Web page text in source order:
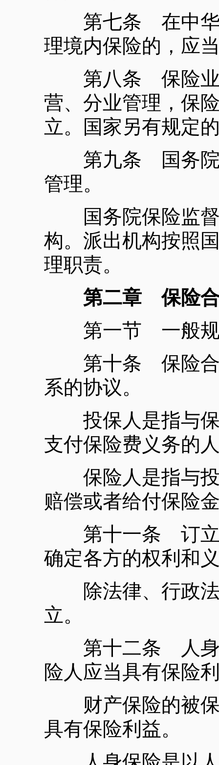
第七条 在中华人
理境内保险的，应
第八条 保险业和
营、分业管理，保
立。国家另有规定
第九条 国务院保
管理。
国务院保险监督
构。派出机构按照
理职责。
第二章 保险
第一节 一般
第十条 保险合同
系的协议。
投保人是指与保
支付保险费义务的
保险人是指与投
赔偿或者给付保险
第十一条 订立保
确定各方的权利和
除法律、行政法
立。
第十二条 人身保
险人应当具有保险
财产保险的被保
具有保险利益。